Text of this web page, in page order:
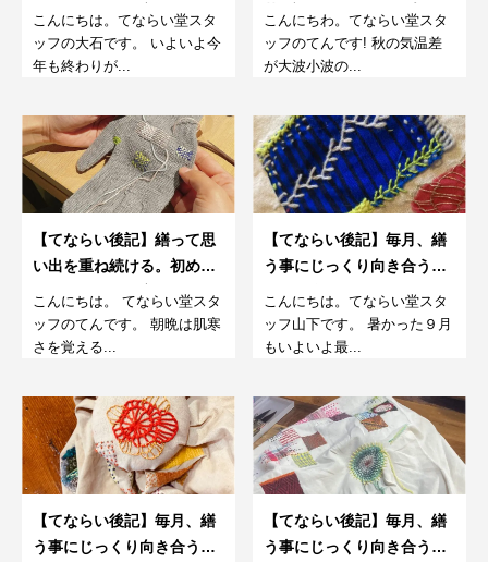
のダーニング教室。12月
こんにちは。てならい堂スタ
ッフの大石です。 いよいよ今
年も終わりが...
芸“店”ワークショップ。第
4期
こんにちわ。てならい堂スタ
ッフのてんです! 秋の気温差
が大波小波の...
【てならい後記】繕って思
い出を重ね続ける。初めて
のダーニング教室。10月
こんにちは。 てならい堂スタ
ッフのてんです。 朝晩は肌寒
さを覚える...
【てならい後記】毎月、繕
う事にじっくり向き合う。
さらに楽しむダーニング教
室。8月
こんにちは。てならい堂スタ
ッフ山下です。 暑かった９月
もいよいよ最...
【てならい後記】毎月、繕
う事にじっくり向き合う。
【てならい後記】毎月、繕
う事にじっくり向き合う。